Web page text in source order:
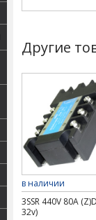
Другие
в наличии
3SSR 440V 80A
32v)